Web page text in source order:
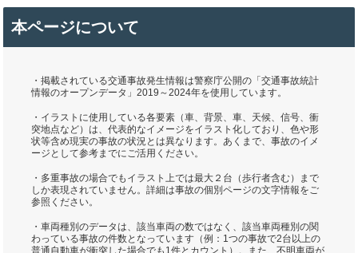
本ページについて
・掲載されている交通事故発生情報は警察庁公開の「交通事故統計
情報のオープンデータ」2019～2024年を使用しています。
・イラストに使用している各要素（車、背景、車、天候、信号、衝
突地点など）は、代表的なイメージをイラスト化しており、色や形
状等含め現実の事故の状況とは異なります。あくまで、事故のイメ
ージとして参考までにご活用ください。
・多重事故の場合でもイラスト上では最大２台（歩行者含む）まで
しか表現されていません。詳細は事故の個別ページの文字情報をご
参照ください。
・車両種別のデータは、該当車両の数ではなく、該当車両種別の関
わっている事故の件数となっています（例：1つの事故で2台以上の
普通自動車が衝突した場合でも1件とカウント）。また、不明車両が